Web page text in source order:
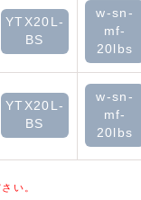
YTX20L-
BS
w-sn-
mf-
20lbs
YTX20L-
BS
w-sn-
mf-
20lbs
い。